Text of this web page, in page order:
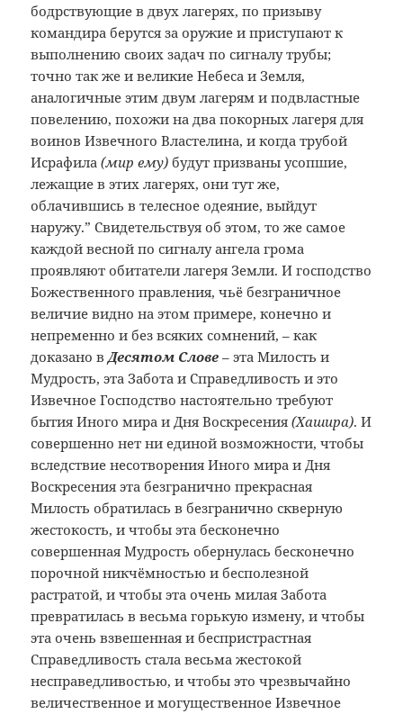
бодрствующие в двух лагерях, по призыву
командира берутся за оружие и приступают к
выполнению своих задач по сигналу трубы;
точно так же и великие Небеса и Земля,
аналогичные этим двум лагерям и подвластные
повелению, похожи на два покорных лагеря для
воинов Извечного Властелина, и когда трубой
Исрафила(мир ему) будут призваны усопшие,
лежащие в этих лагерях, они тут же,
облачившись в телесное одеяние, выйдут
наружу.” Свидетельствуя об этом, то же самое
каждой весной по сигналу ангела грома
проявляют обитатели лагеря Земли. И господство
Божественного правления, чьё безграничное
величие видно на этом примере, конечно и
непременно и без всяких сомнений, – как
доказано в Десятом Слове – эта Милость и
Мудрость, эта Забота и Справедливость и это
Извечное Господство настоятельно требуют
бытия Иного мира и Дня Воскресения(Хашира). И
совершенно нет ни единой возможности, чтобы
вследствие несотворения Иного мира и Дня
Воскресения эта безгранично прекрасная
Милость обратилась в безгранично скверную
жестокость, и чтобы эта бесконечно
совершенная Мудрость обернулась бесконечно
порочной никчёмностью и бесполезной
растратой, и чтобы эта очень милая Забота
превратилась в весьма горькую измену, и чтобы
эта очень взвешенная и беспристрастная
Справедливость стала весьма жестокой
несправедливостью, и чтобы это чрезвычайно
величественное и могущественное Извечное